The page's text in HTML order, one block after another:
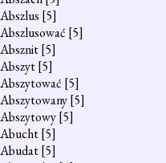
Abszlus [5]
Abszlusować [5]
Absznit[5]
Abszyt[5]
Abszytować [5]
Abszytowany[5]
Abszytowy[5]
Abucht[5]
Abudat[5]